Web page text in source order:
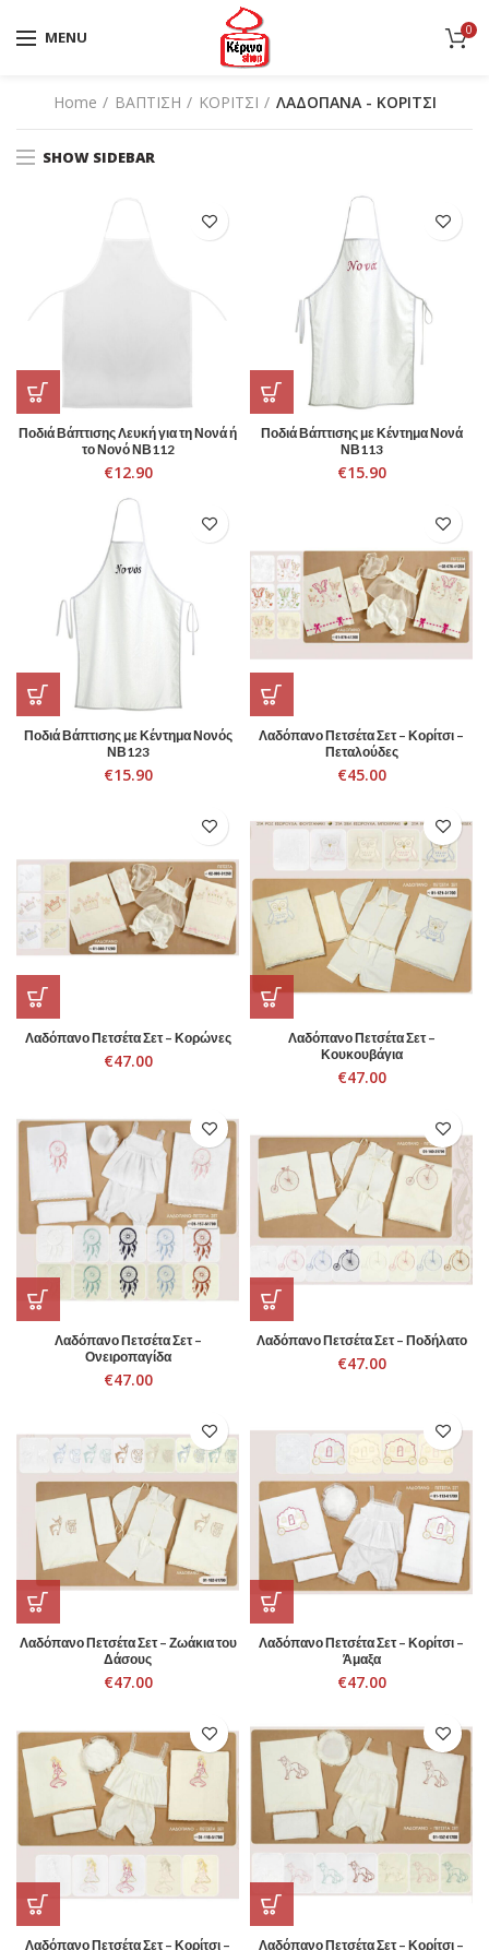
MENU 0
Home ΒΑΠΤΙΣΗ ΚΟΡΙΤΣΙ ΛΑΔΟΠΑΝΑ - ΚΟΡΙΤΣΙ
SHOW SIDEBAR
Ποδιά Βάπτισης Λευκή για τη Νονά ή
το Νονό ΝΒ112
€12.90
Ποδιά Βάπτισης με Κέντημα Νονά
ΝΒ113
€15.90
Ποδιά Βάπτισης με Κέντημα Νονός
ΝΒ123
€15.90
Λαδόπανο Πετσέτα Σετ – Κορίτσι –
Πεταλούδες
€45.00
Λαδόπανο Πετσέτα Σετ – Κορώνες
€47.00
Λαδόπανο Πετσέτα Σετ –
Κουκουβάγια
€47.00
Λαδόπανο Πετσέτα Σετ –
Ονειροπαγίδα
€47.00
Λαδόπανο Πετσέτα Σετ – Ποδήλατο
€47.00
Λαδόπανο Πετσέτα Σετ – Ζωάκια του
Δάσους
€47.00
Λαδόπανο Πετσέτα Σετ – Κορίτσι –
Άμαξα
€47.00
Λαδόπανο Πετσέτα Σετ – Κορίτσι –
Λαδόπανο Πετσέτα Σετ – Κορίτσι –